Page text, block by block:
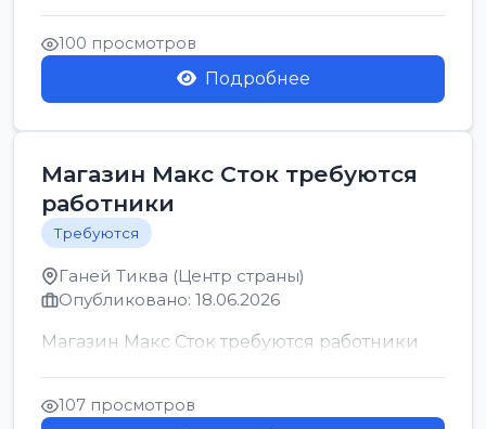
позицию возможна дом...
100 просмотров
Подробнее
Магазин Макс Сток требуются
работники
Требуются
Ганей Тиква (Центр страны)
Опубликовано: 18.06.2026
Магазин Макс Сток требуются работники
107 просмотров